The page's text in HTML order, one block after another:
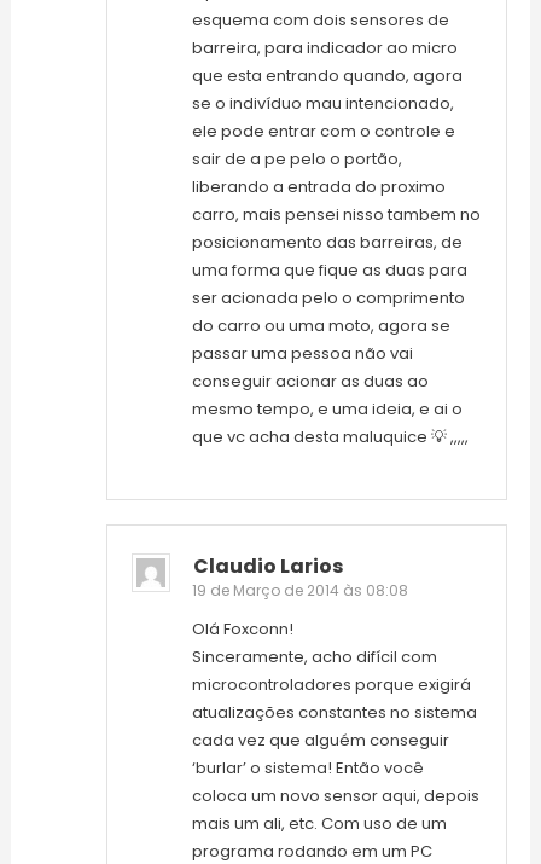
esquema com dois sensores de
barreira, para indicador ao micro
que esta entrando quando, agora
se o indivíduo mau intencionado,
ele pode entrar com o controle e
sair de a pe pelo o portão,
liberando a entrada do proximo
carro, mais pensei nisso tambem no
posicionamento das barreiras, de
uma forma que fique as duas para
ser acionada pelo o comprimento
do carro ou uma moto, agora se
passar uma pessoa não vai
conseguir acionar as duas ao
mesmo tempo, e uma ideia, e ai o
que vc acha desta maluquice 💡 ,,,,,
Claudio Larios
19 de Março de 2014 às 08:08
Olá Foxconn!
Sinceramente, acho difícil com
microcontroladores porque exigirá
atualizações constantes no sistema
cada vez que alguém conseguir
‘burlar’ o sistema! Então você
coloca um novo sensor aqui, depois
mais um ali, etc. Com uso de um
programa rodando em um PC